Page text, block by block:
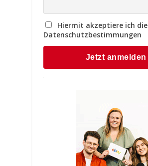
Hiermit akzeptiere ich die
Datenschutzbestimmungen